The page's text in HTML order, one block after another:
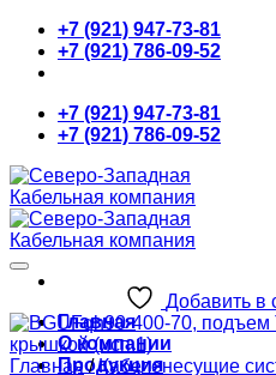
Skip
content
+7 (921) 947-73-81
+7 (921) 786-09-52
+7 (921) 947-73-81
+7 (921) 786-09-52
Главная
О компании
Продукция
Добавить в
Главная / Кабеленесущие